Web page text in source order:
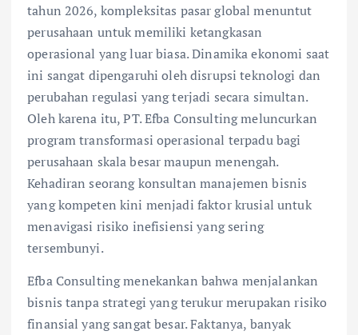
tahun 2026, kompleksitas pasar global menuntut
perusahaan untuk memiliki ketangkasan
operasional yang luar biasa. Dinamika ekonomi saat
ini sangat dipengaruhi oleh disrupsi teknologi dan
perubahan regulasi yang terjadi secara simultan.
Oleh karena itu, PT. Efba Consulting meluncurkan
program transformasi operasional terpadu bagi
perusahaan skala besar maupun menengah.
Kehadiran seorang konsultan manajemen bisnis
yang kompeten kini menjadi faktor krusial untuk
menavigasi risiko inefisiensi yang sering
tersembunyi.
Efba Consulting menekankan bahwa menjalankan
bisnis tanpa strategi yang terukur merupakan risiko
finansial yang sangat besar. Faktanya, banyak